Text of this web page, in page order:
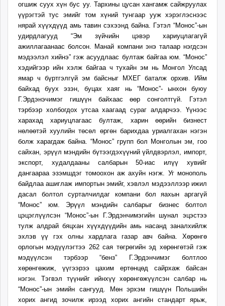
огшиж суух хүн бус уу. Тархины цусан хангамж сайжруулах
үүрэгтэй тус эмийг том хүний тунгаар ууж хэрэглэснээс
нярай хүүхдүүд амь тавин сэхээнд байна. Гэтэл “Монос”-ын
удирдлагууд “Эм зүйчийн цэвэр хариуцлагагүй
ажиллагаанаас болсон. Манай компани энэ талаар нэгдсэн
мэдээлэл хийнэ” гэж асуудлаас бултаж байгаа юм. “Монос”
хэдийгээр ийн хэлж байгаа ч тухайн эм нь Монгол Улсад
ямар ч бүртгэлгүй эм байсныг МХЕГ баталж орхив. Ийм
байхад буух эзэн, буцах хаяг нь “Монос”- ынхон буюу
Г.Эрдэнэчимэг гишүүн байхаас өөр сонголтгүй. Гэтэл
тэрбээр холбогдох утсаа хаагаад сураг алдарчээ. Үүнээс
харахад хариуцлагаас бултаж, харин өөрийн бизнест
нөлөөтэй хуулийн төсөл өргөн барихдаа уриалгахан нэгэн
болж харагдаж байна. “Монос” групп бол Монголын эм, гоо
сайхан, эрүүл мэндийн бүтээгдэхүүний үйлдвэрлэл, импорт,
экспорт, худалдааны салбарын 50-иас илүү хувийг
дангаараа эзэмшдэг томоохон аж ахуйн нэгж. Уг монополь
байдлаа ашиглаж импортын эмийг, хэвлэл мэдээллээр ижил
дасал болтол сурталчилдаг компани бол яахын аргагүй
“Монос” юм. Эрүүл мэндийн салбарыг бизнес болтол
цэцэглүүлсэн “Монос”-ын Г.Эрдэнчимэгийн шунал эцэстээ
тулж алдрай бяцхан хүүхдүүдийн амь насанд заналхийлж
эхлэв үү гэх олны хардлага газар авч байна. Хөрөнгө
орлогын мэдүүлэгтээ 262 сая төгрөгийн эд хөрөнгөтэй гэж
мэдүүлсэн тэрбээр “бенз” Г.Эрдэнчимэг болтлоо
хөрөнгөжиж, үүгээрээ цахим ертөнцөд сайрхаж байсан
нэгэн. Тэгвэл түүнийг ийнхүү хөрөнгөжүүлсэн салбар нь
“Монос”-ын эмийн сангууд. Мөн эрхэм гишүүн Польшийн
хорих ангид зочилж ирээд хорих ангийн стандарт ярьж,